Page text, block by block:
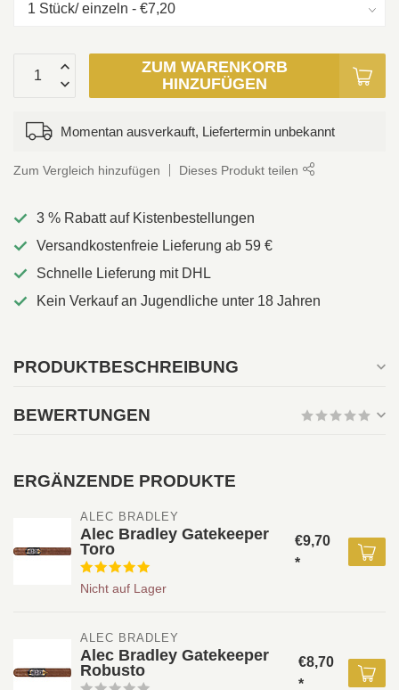
ZUM WARENKORB
HINZUFÜGEN
Momentan ausverkauft, Liefertermin unbekannt
Zum Vergleich hinzufügen Dieses Produkt teilen
3 % Rabatt auf Kistenbestellungen
Versandkostenfreie Lieferung ab 59 €
Schnelle Lieferung mit DHL
Kein Verkauf an Jugendliche unter 18 Jahren
PRODUKTBESCHREIBUNG
BEWERTUNGEN
ERGÄNZENDE PRODUKTE
ALEC BRADLEY
Alec Bradley Gatekeeper
Toro
Nicht auf Lager
€9,70
*
ALEC BRADLEY
Alec Bradley Gatekeeper
Robusto
€8,70
*